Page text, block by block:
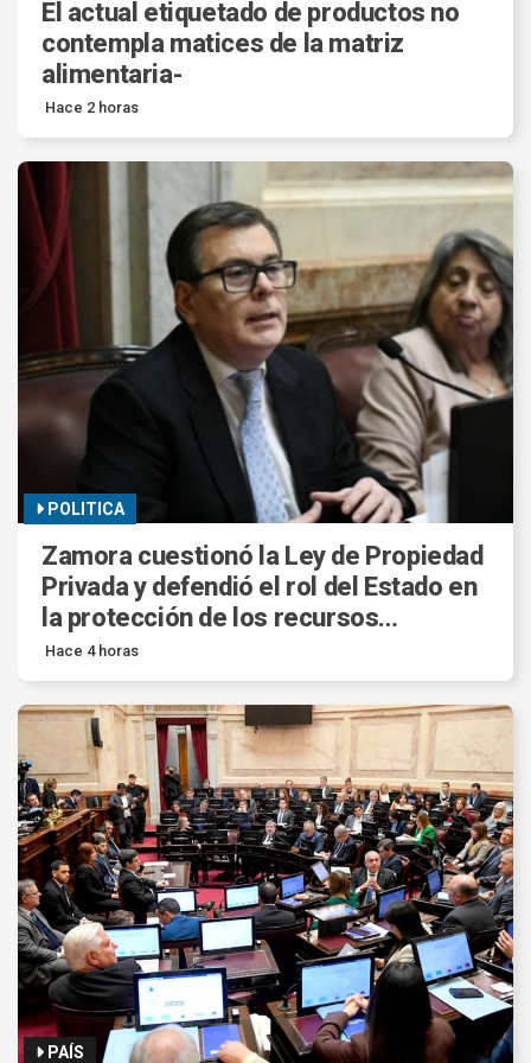
El actual etiquetado de productos no
contempla matices de la matriz
alimentaria-
Hace 2 horas
POLITICA
Zamora cuestionó la Ley de Propiedad
Privada y defendió el rol del Estado en
la protección de los recursos
estratégicos.
Hace 4 horas
PAÍS